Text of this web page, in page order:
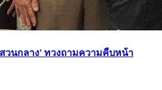
วนกลาง' ทวงถามความคืบหน้า